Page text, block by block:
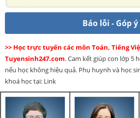
Báo lỗi - Góp ý
>> Học trực tuyến các môn Toán, Tiếng
Tuyensinh247.com. Cam kết giúp con lớp 5
nếu học không hiệu quả. Phụ huynh và học
khoá học tại: Link